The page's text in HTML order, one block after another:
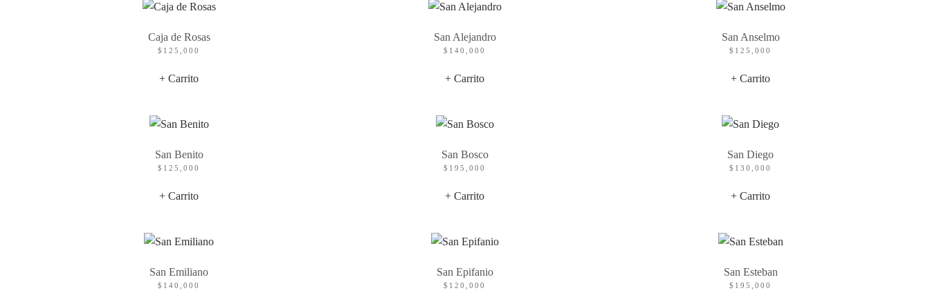
Caja de Rosas
$ 125,000
+ Carrito
San Alejandro
$ 140,000
+ Carrito
San Anselmo
$ 125,000
+ Carrito
San Benito
$ 125,000
+ Carrito
San Bosco
$ 195,000
+ Carrito
San Diego
$ 130,000
+ Carrito
San Emiliano
$ 140,000
San Epifanio
$ 120,000
San Esteban
$ 195,000